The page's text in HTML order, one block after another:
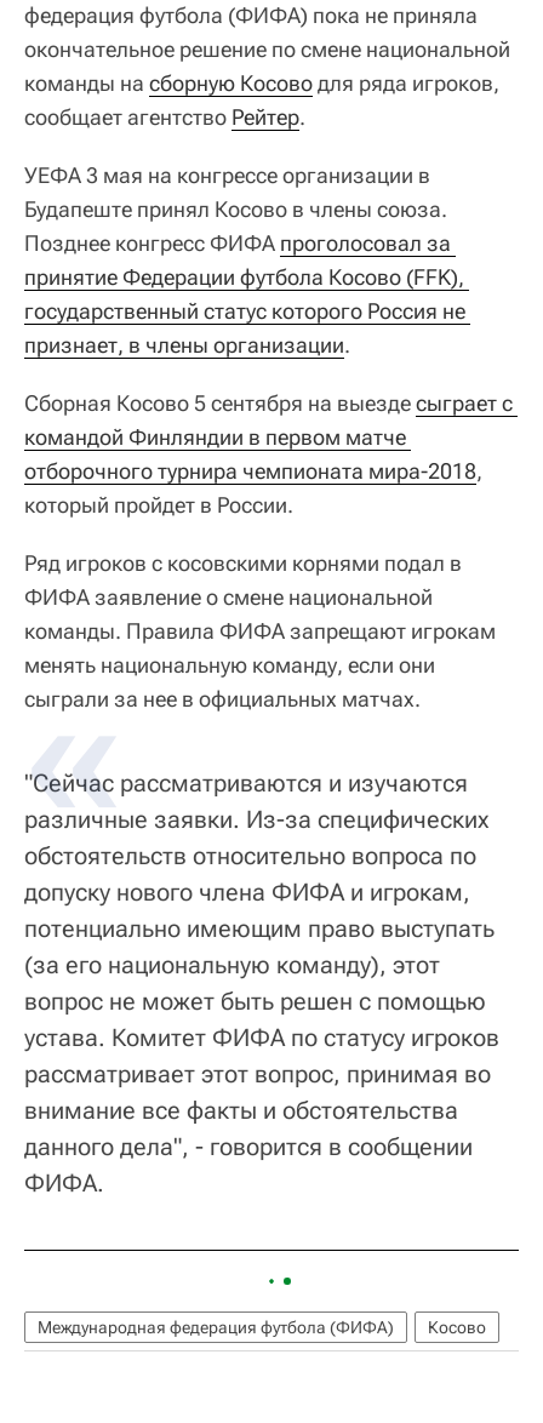
федерация футбола (ФИФА) пока не приняла
окончательное решение по смене национальной
команды на сборную Косоводля ряда игроков,
сообщает агентство Рейтер.
УЕФА 3 мая на конгрессе организации в
Будапеште принял Косово в члены союза.
Позднее конгресс ФИФА проголосовал за
принятие Федерации футбола Косово (FFK),
государственный статус которого Россия не
признает, в члены организации.
Сборная Косово 5 сентября на выездесыграет с
командой Финляндии в первом матче
отборочного турнира чемпионата мира-2018,
который пройдет в России.
Ряд игроков с косовскими корнями подал в
ФИФА заявление о смене национальной
команды. Правила ФИФА запрещают игрокам
менять национальную команду, если они
сыграли за нее в официальных матчах.
"Сейчас рассматриваются и изучаются
различные заявки. Из-за специфических
обстоятельств относительно вопроса по
допуску нового члена ФИФА и игрокам,
потенциально имеющим право выступать
(за его национальную команду), этот
вопрос не может быть решен с помощью
устава. Комитет ФИФА по статусу игроков
рассматривает этот вопрос, принимая во
внимание все факты и обстоятельства
данного дела", - говорится в сообщении
ФИФА.
Международная федерация футбола (ФИФА) Косово